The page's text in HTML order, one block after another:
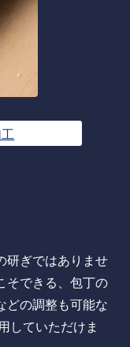
研ぎではありませ
そできる、包丁の
どの調整も可能な
していただけま